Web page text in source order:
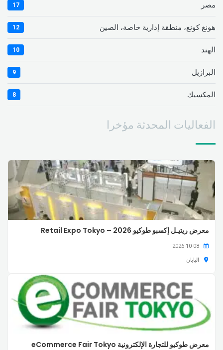
مصر 17
هونغ كونغ، منطقة إدارية خاصة، الصين 12
الهند 10
البرازيل 9
المكسيك 8
الفعاليات المحدثة مؤخرا
معرض ريتيـل إكسبو طوكيو 2026 – Retail Expo Tokyo
اليابان
معرض طوكيو للتجارة الإلكترونية eCommerce Fair Tokyo